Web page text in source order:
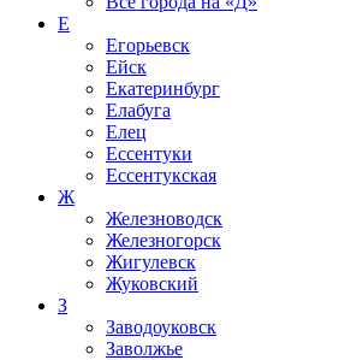
Е
Егорьевск
Ейск
Екатеринбург
Елабуга
Елец
Ессентуки
Ессентукская
Ж
Железноводск
Железногорск
Жигулевск
Жуковский
З
Заводоуковск
Заволжье